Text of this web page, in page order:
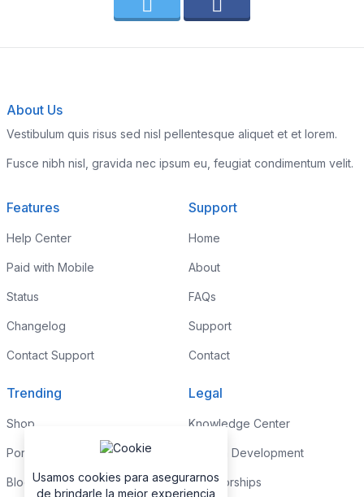
About Us
Vestibulum quis risus sed nisl pellentesque aliquet et et lorem.
Fusce nibh nisl, gravida nec ipsum eu, feugiat condimentum velit.
Features
Help Center
Paid with Mobile
Status
Changelog
Contact Support
Support
Home
About
FAQs
Support
Contact
Trending
Shop
Portfolio
Blog
Legal
Knowledge Center
Custom Development
Sponsorships
Usamos cookies para asegurarnos
de brindarle la mejor experiencia